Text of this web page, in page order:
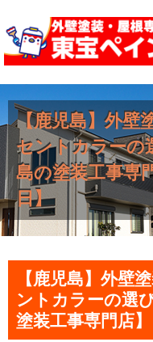
【鹿児島】外壁
セントカラーの
島の塗装工事専
日】
【鹿児島】外壁
ントカラーの選
塗装工事専門店